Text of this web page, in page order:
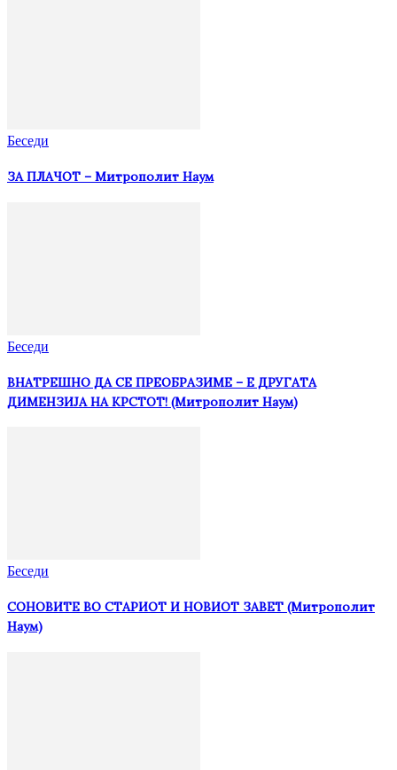
Беседи
ЗА ПЛАЧОТ – Митрополит Наум
Беседи
ВНАТРЕШНО ДА СЕ ПРЕОБРАЗИМЕ – Е ДРУГАТА
ДИМЕНЗИЈА НА КРСТОТ! (Митрополит Наум)
Беседи
СОНОВИТЕ ВО СТАРИОТ И НОВИОТ ЗАВЕТ (Митрополит
Наум)